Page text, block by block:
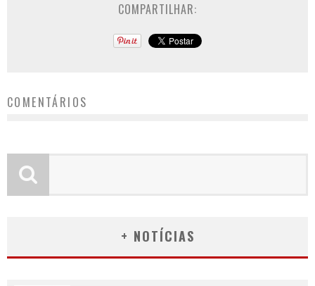
COMPARTILHAR:
COMENTÁRIOS
+ NOTÍCIAS